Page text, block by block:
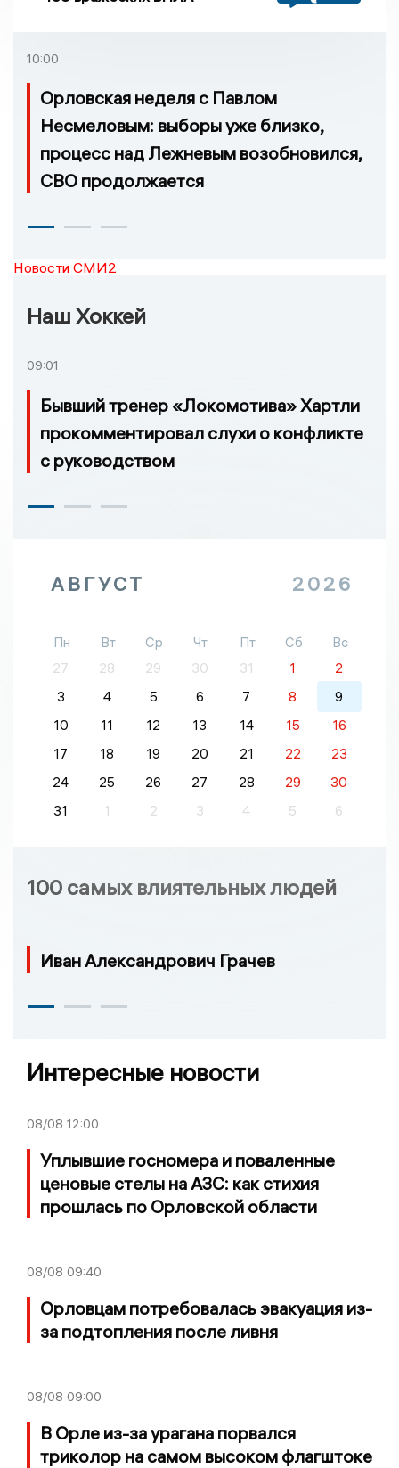
10:00
Орловская неделя с Павлом
Несмеловым: выборы уже близко,
процесс над Лежневым возобновился,
СВО продолжается
Новости СМИ2
Наш Хоккей
09:01
Бывший тренер «Локомотива» Хартли
прокомментировал слухи о конфликте
с руководством
АВГУСТ 2026
Пн Вт Ср Чт Пт Сб
Вс
27
28 29 30 31 1
2
3
4 5 6 7 8
9
10
11 12 13 14 15
16
17
18 19 20 21 22
23
24
25 26 27 28 29
30
31
1 2 3 4 5 6
100 самых влиятельных людей
Иван Александрович Грачев
Интересные новости
08/08 12:00
Уплывшие госномера и поваленные
ценовые стелы на АЗС: как стихия
прошлась по Орловской области
08/08 09:40
Орловцам потребовалась эвакуация из-
за подтопления после ливня
08/08 09:00
В Орле из-за урагана порвался
триколор на самом высоком флагштоке